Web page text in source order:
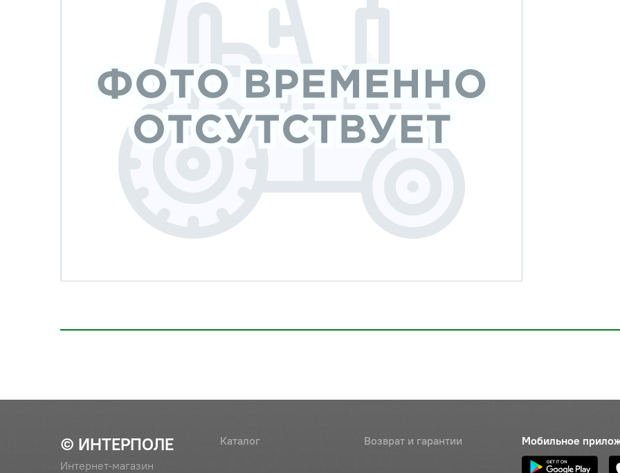
© ИНТЕРПОЛЕ
Интернет-магазин
Каталог Возврат и гарантии Мобильное